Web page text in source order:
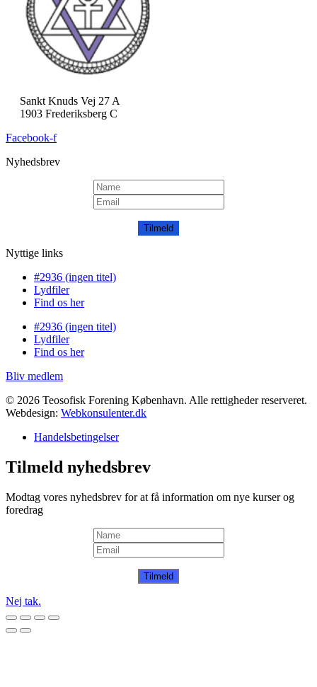
Sankt Knuds Vej 27 A
1903 Frederiksberg C
Facebook-f
Nyhedsbrev
Tilmeld
Nyttige links
#2936 (ingen titel)
Lydfiler
Find os her
#2936 (ingen titel)
Lydfiler
Find os her
Bliv medlem
© 2026 Teosofisk Forening København. Alle rettigheder reserveret.
Webdesign: Webkonsulenter.dk
Handelsbetingelser
Tilmeld nyhedsbrev
Modtag vores nyhedsbrev for at få information om nye kurser og
foredrag
Tilmeld
Nej tak.